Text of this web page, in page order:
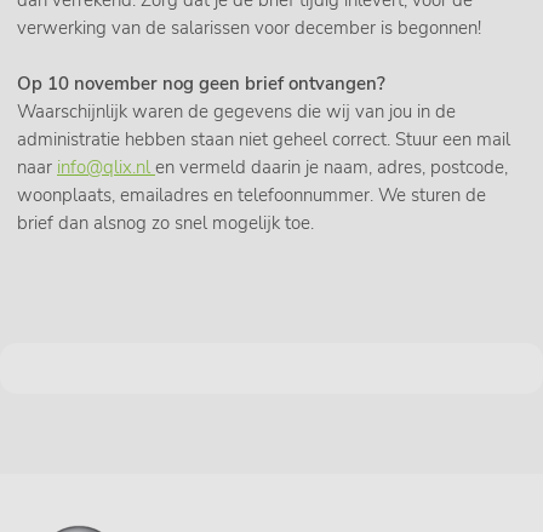
verwerking van de salarissen voor december is begonnen!
Op 10 november nog geen brief ontvangen?
Waarschijnlijk waren de gegevens die wij van jou in de
administratie hebben staan niet geheel correct. Stuur een mail
naar info@qlix.nlen vermeld daarin je naam, adres, postcode,
woonplaats, emailadres en telefoonnummer. We sturen de
brief dan alsnog zo snel mogelijk toe.